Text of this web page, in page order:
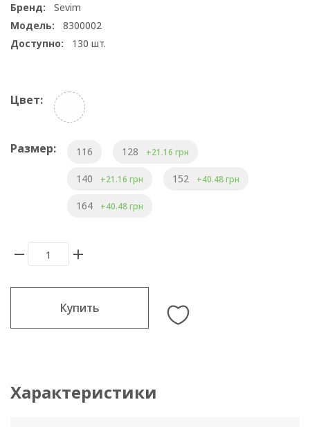
Бренд:
Sevim
Модель:
8300002
Доступно:
130 шт.
Цвет:
Размер: 116 128 +21.16 грн
140 +21.16 грн 152 +40.48 грн
164 +40.48 грн
Купить
Характеристики